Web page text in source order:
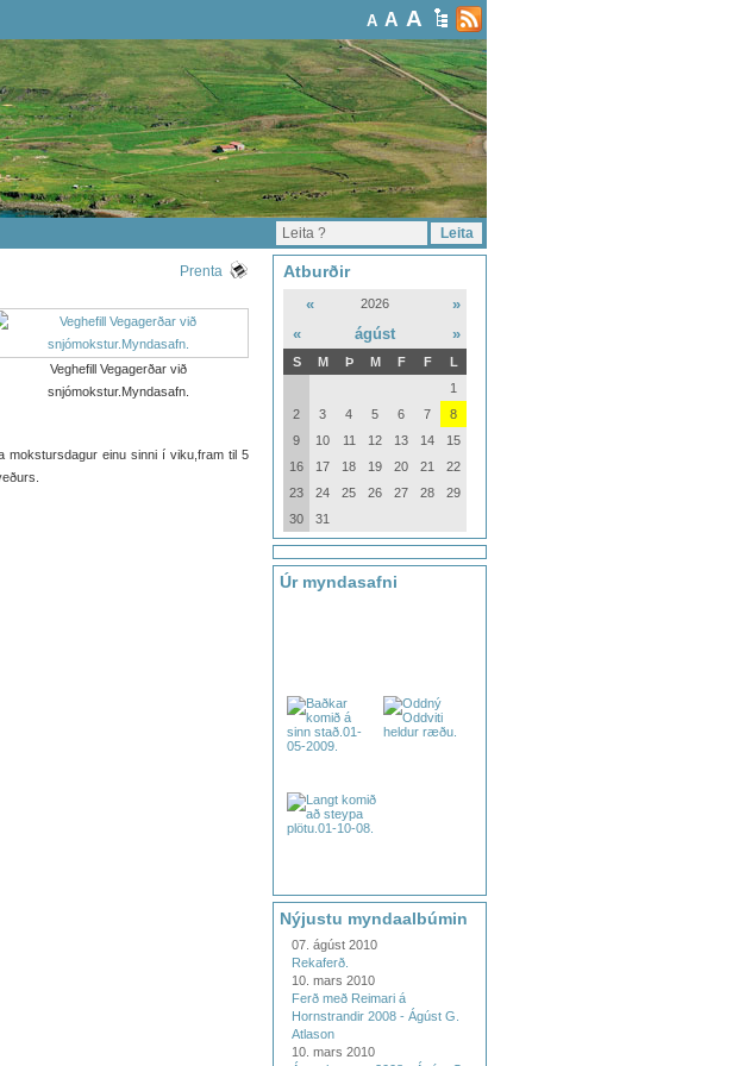
A A A
Prenta
Veghefill Vegagerðar við
snjómokstur.Myndasafn.
mokstursdagur einu sinni í viku,fram til 5
Atburðir
« 2026
»
«
ágúst »
S M Þ M F F
L
1
2
3 4 5 6 7
8
9
10 11 12 13 14
15
16
17 18 19 20 21
22
23
24 25 26 27 28
29
30
31
Úr myndasafni
Nýjustu myndaalbúmin
07. ágúst 2010
Rekaferð.
10. mars 2010
Ferð með Reimari á
Hornstrandir 2008 - Ágúst G.
Atlason
10. mars 2010